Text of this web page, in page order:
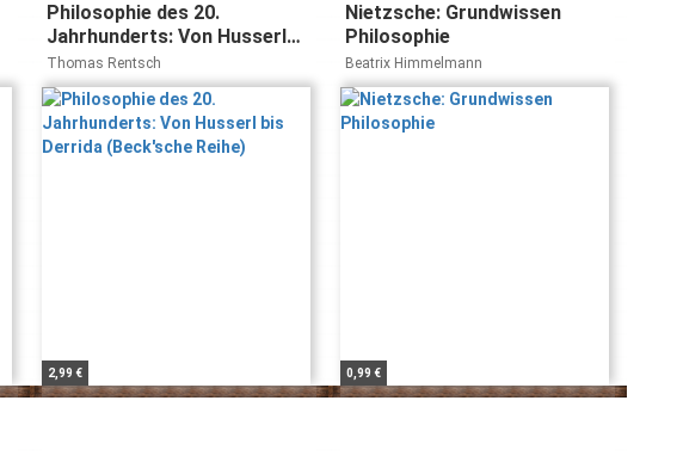
Philosophie des 20.
Jahrhunderts: Von Husserl
bis Derrida (Beck'sche Reihe)
Thomas Rentsch
2,99 €
Nietzsche: Grundwissen
Philosophie
Beatrix Himmelmann
0,99 €